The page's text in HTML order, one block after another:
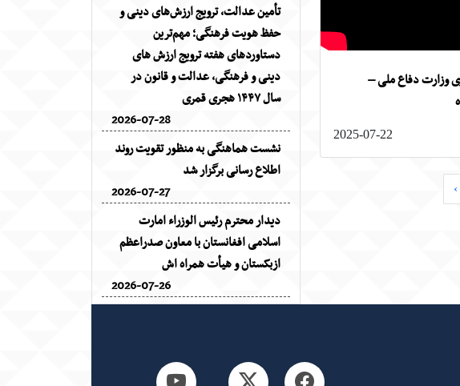
وزارت دفاع ملی –
2025-07-22
›
تأمین عدالت، ترویج ارزش‌های دینی و
حفظ هویت فرهنگی؛ مهم‌ترین
دستاوردهای هفته ترویج ارزش های
دینی و فرهنگی، عدالت و قانون در
سال ۱۴۴۷ هجری قمری
2026-07-28
نشست هماهنگی به منظور تقویت روند
اطلاع رسانی برگزار شد
2026-07-27
دیدار محترم رئیس الوزراء امارت
اسلامی افغانستان با معاون صدراعظم
ازبکستان و هیأت همراه اش
2026-07-26